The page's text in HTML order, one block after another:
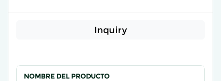
Inquiry
NOMBRE DEL PRODUCTO